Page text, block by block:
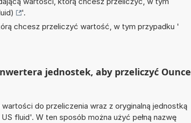
'.
chcesz przeliczyć wartość, w tym przypadku '
jednostek, aby przeliczyć Ounce
do przeliczenia wraz z oryginalną jednostką
fluid'. W ten sposób można użyć pełną nazwę